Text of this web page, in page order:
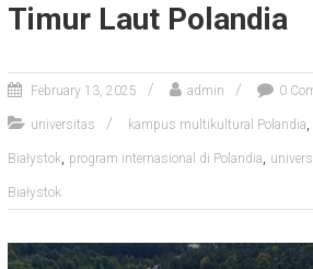
Timur Laut Polandia
February 13, 2025 admin 0
universitas kampus multikultural Polandia,
Białystok, program internasional di Polandia,
Białystok